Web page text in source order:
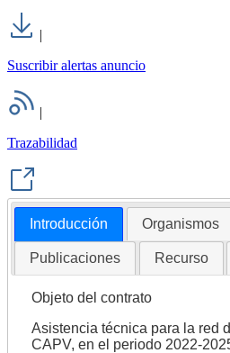
|
Suscribir alertas anuncio
|
Trazabilidad
Introducción Organismos
Publicaciones Recurso
Objeto del contrato
Asistencia técnica para la red
CAPV, en el periodo 2022-